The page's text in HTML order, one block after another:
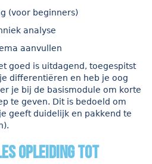
(voor beginners)
analyse
aanvullen
goed is uitdagend, toegespitst
differentiëren en heb je oog
je bij de basismodule om korte
te geven. Dit is bedoeld om
geeft duidelijk en pakkend te
opleiding tot